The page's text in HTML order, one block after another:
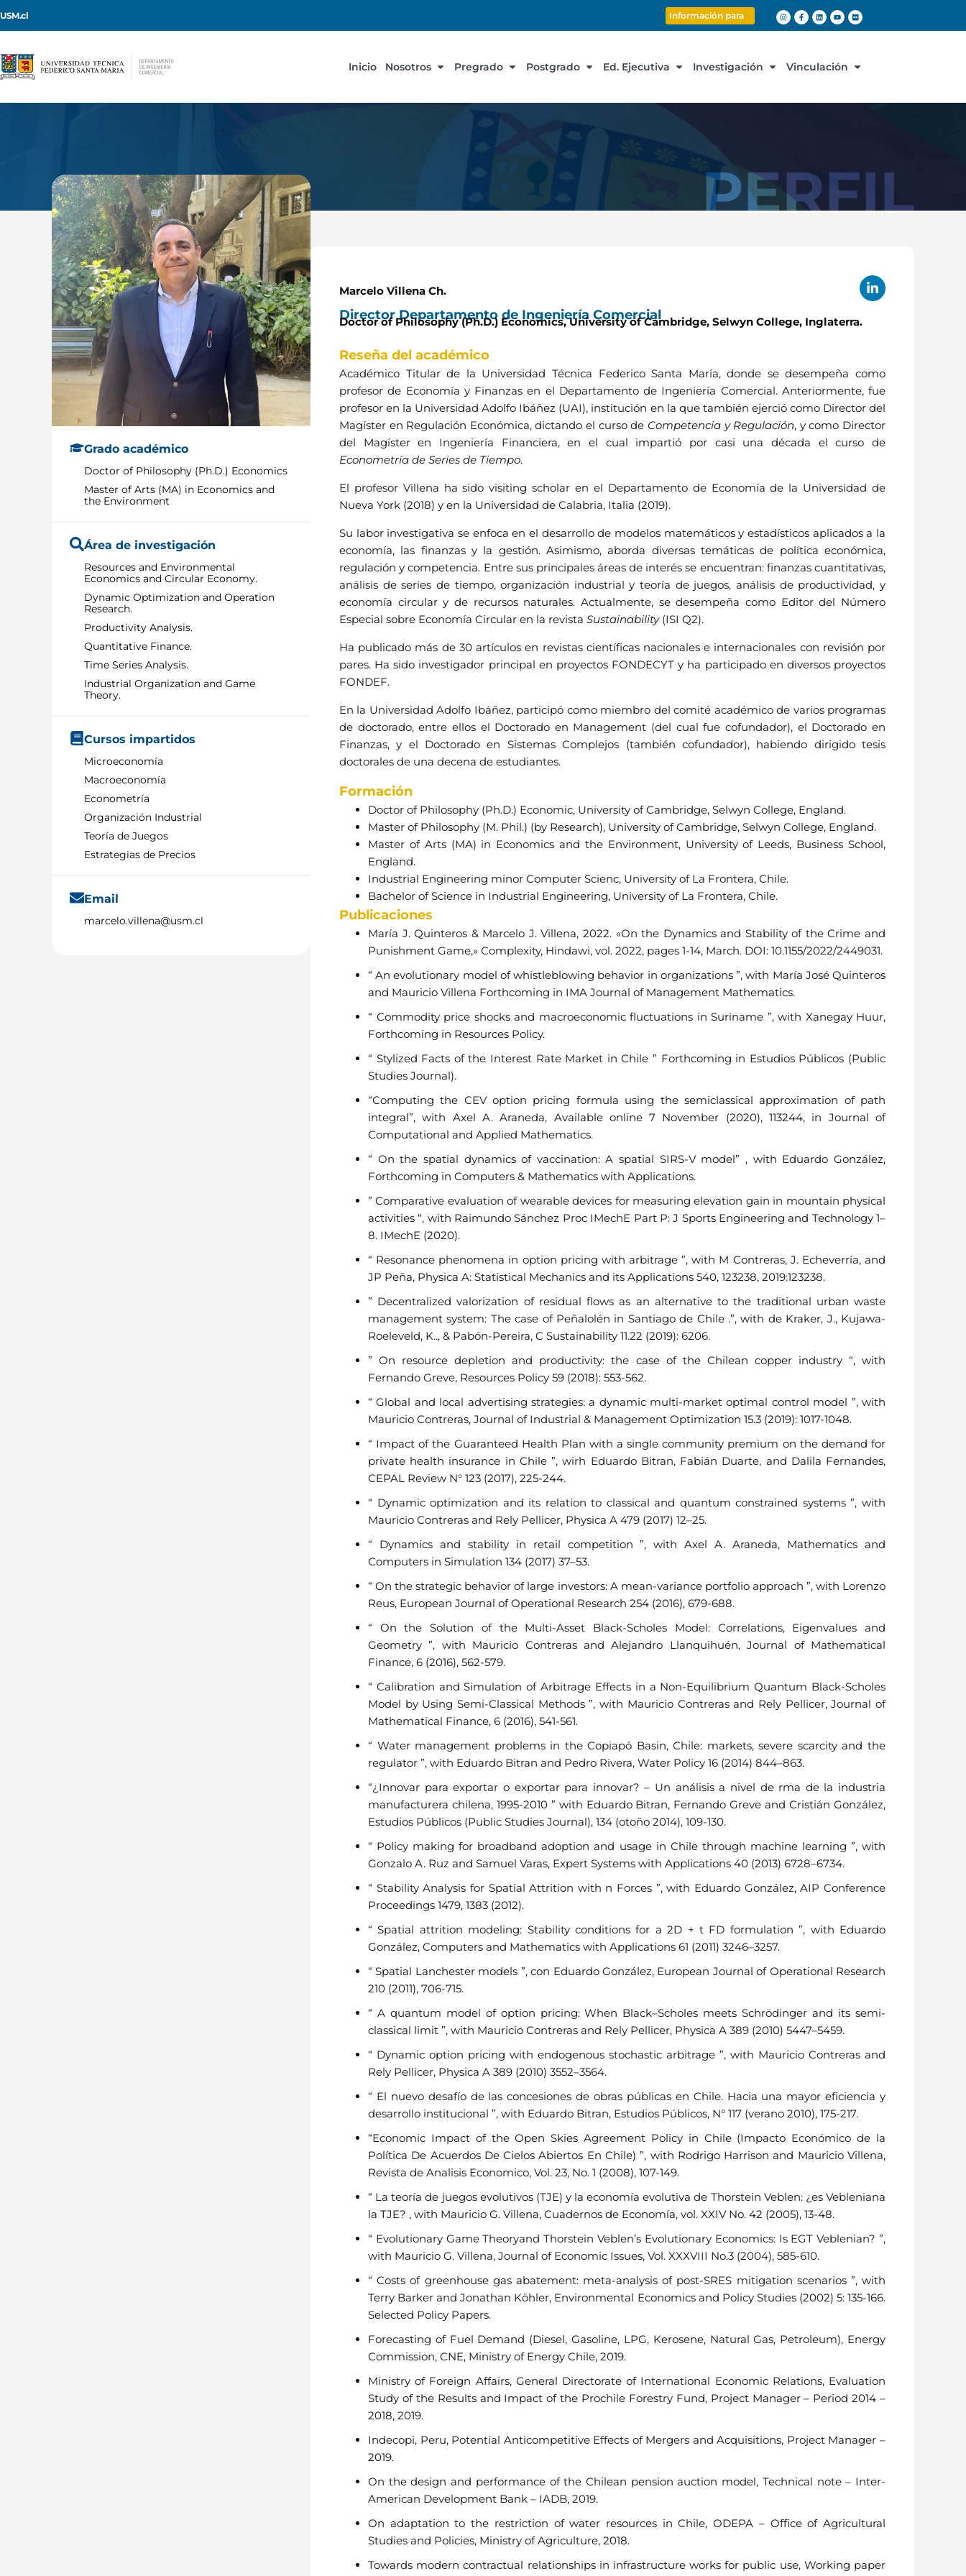
USM.cl Información para
Inicio Nosotros Pregrado Postgrado Ed. Ejecutiva Investigación Vinculación
PERFIL
Grado académico
Doctor of Philosophy (Ph.D.) Economics
Master of Arts (MA) in Economics and
the Environment
Área de investigación
Resources and Environmental
Economics and Circular Economy.
Dynamic Optimization and Operation
Research.
Productivity Analysis.
Quantitative Finance.
Time Series Analysis.
Industrial Organization and Game
Theory.
Cursos impartidos
Microeconomía
Macroeconomía
Econometría
Organización Industrial
Teoría de Juegos
Estrategias de Precios
Email
marcelo.villena@usm.cl
Marcelo Villena Ch.
Director Departamento de Ingeniería Comercial
Doctor of Philosophy (Ph.D.) Economics, University of Cambridge, Selwyn College, Inglaterra.
Reseña del académico
Académico Titular de la Universidad Técnica Federico Santa María, donde se desempeña como
profesor de Economía y Finanzas en el Departamento de Ingeniería Comercial. Anteriormente, fue
profesor en la Universidad Adolfo Ibáñez (UAI), institución en la que también ejerció como Director del
Magíster en Regulación Económica, dictando el curso de Competencia y Regulación, y como Director
del Magíster en Ingeniería Financiera, en el cual impartió por casi una década el curso de
Econometría de Series de Tiempo.
El profesor Villena ha sido visiting scholar en el Departamento de Economía de la Universidad de
Nueva York (2018) y en la Universidad de Calabria, Italia (2019).
Su labor investigativa se enfoca en el desarrollo de modelos matemáticos y estadísticos aplicados a la
economía, las finanzas y la gestión. Asimismo, aborda diversas temáticas de política económica,
regulación y competencia. Entre sus principales áreas de interés se encuentran: finanzas cuantitativas,
análisis de series de tiempo, organización industrial y teoría de juegos, análisis de productividad, y
economía circular y de recursos naturales. Actualmente, se desempeña como Editor del Número
Especial sobre Economía Circular en la revista Sustainability(ISI Q2).
Ha publicado más de 30 artículos en revistas científicas nacionales e internacionales con revisión por
pares. Ha sido investigador principal en proyectos FONDECYT y ha participado en diversos proyectos
FONDEF.
En la Universidad Adolfo Ibáñez, participó como miembro del comité académico de varios programas
de doctorado, entre ellos el Doctorado en Management (del cual fue cofundador), el Doctorado en
Finanzas, y el Doctorado en Sistemas Complejos (también cofundador), habiendo dirigido tesis
doctorales de una decena de estudiantes.
Formación
Doctor of Philosophy (Ph.D.) Economic, University of Cambridge, Selwyn College, England.
Master of Philosophy (M. Phil.) (by Research), University of Cambridge, Selwyn College, England.
Master of Arts (MA) in Economics and the Environment, University of Leeds, Business School,
England.
Industrial Engineering minor Computer Scienc, University of La Frontera, Chile.
Bachelor of Science in Industrial Engineering, University of La Frontera, Chile.
Publicaciones
María J. Quinteros & Marcelo J. Villena, 2022. «On the Dynamics and Stability of the Crime and
Punishment Game,» Complexity, Hindawi, vol. 2022, pages 1-14, March. DOI: 10.1155/2022/2449031.
“ An evolutionary model of whistleblowing behavior in organizations ”, with María José Quinteros
and Mauricio Villena Forthcoming in IMA Journal of Management Mathematics.
“ Commodity price shocks and macroeconomic fluctuations in Suriname ”, with Xanegay Huur,
Forthcoming in Resources Policy.
“ Stylized Facts of the Interest Rate Market in Chile ” Forthcoming in Estudios Públicos (Public
Studies Journal).
“Computing the CEV option pricing formula using the semiclassical approximation of path
integral”, with Axel A. Araneda, Available online 7 November (2020), 113244, in Journal of
Computational and Applied Mathematics.
“ On the spatial dynamics of vaccination: A spatial SIRS-V model” , with Eduardo González,
Forthcoming in Computers & Mathematics with Applications.
” Comparative evaluation of wearable devices for measuring elevation gain in mountain physical
activities “, with Raimundo Sánchez Proc IMechE Part P: J Sports Engineering and Technology 1–
8. IMechE (2020).
“ Resonance phenomena in option pricing with arbitrage ”, with M Contreras, J. Echeverría, and
JP Peña, Physica A: Statistical Mechanics and its Applications 540, 123238, 2019:123238.
” Decentralized valorization of residual flows as an alternative to the traditional urban waste
management system: The case of Peñalolén in Santiago de Chile .”, with de Kraker, J., Kujawa-
Roeleveld, K.., & Pabón-Pereira, C Sustainability 11.22 (2019): 6206.
” On resource depletion and productivity: the case of the Chilean copper industry “, with
Fernando Greve, Resources Policy 59 (2018): 553-562.
“ Global and local advertising strategies: a dynamic multi-market optimal control model ”, with
Mauricio Contreras, Journal of Industrial & Management Optimization 15.3 (2019): 1017-1048.
“ Impact of the Guaranteed Health Plan with a single community premium on the demand for
private health insurance in Chile ”, wirh Eduardo Bitran, Fabián Duarte, and Dalila Fernandes,
CEPAL Review N° 123 (2017), 225-244.
“ Dynamic optimization and its relation to classical and quantum constrained systems ”, with
Mauricio Contreras and Rely Pellicer, Physica A 479 (2017) 12–25.
“ Dynamics and stability in retail competition ”, with Axel A. Araneda, Mathematics and
Computers in Simulation 134 (2017) 37–53.
“ On the strategic behavior of large investors: A mean-variance portfolio approach ”, with Lorenzo
Reus, European Journal of Operational Research 254 (2016), 679-688.
“ On the Solution of the Multi-Asset Black-Scholes Model: Correlations, Eigenvalues and
Geometry ”, with Mauricio Contreras and Alejandro Llanquihuén, Journal of Mathematical
Finance, 6 (2016), 562-579.
“ Calibration and Simulation of Arbitrage Effects in a Non-Equilibrium Quantum Black-Scholes
Model by Using Semi-Classical Methods ”, with Mauricio Contreras and Rely Pellicer, Journal of
Mathematical Finance, 6 (2016), 541-561.
“ Water management problems in the Copiapó Basin, Chile: markets, severe scarcity and the
regulator ”, with Eduardo Bitran and Pedro Rivera, Water Policy 16 (2014) 844–863.
“¿Innovar para exportar o exportar para innovar? – Un análisis a nivel de rma de la industria
manufacturera chilena, 1995-2010 ” with Eduardo Bitran, Fernando Greve and Cristián González,
Estudios Públicos (Public Studies Journal), 134 (otoño 2014), 109-130.
“ Policy making for broadband adoption and usage in Chile through machine learning ”, with
Gonzalo A. Ruz and Samuel Varas, Expert Systems with Applications 40 (2013) 6728–6734.
“ Stability Analysis for Spatial Attrition with n Forces ”, with Eduardo González, AIP Conference
Proceedings 1479, 1383 (2012).
“ Spatial attrition modeling: Stability conditions for a 2D + t FD formulation ”, with Eduardo
González, Computers and Mathematics with Applications 61 (2011) 3246–3257.
“ Spatial Lanchester models ”, con Eduardo González, European Journal of Operational Research
210 (2011), 706-715.
“ A quantum model of option pricing: When Black–Scholes meets Schrödinger and its semi-
classical limit ”, with Mauricio Contreras and Rely Pellicer, Physica A 389 (2010) 5447–5459.
“ Dynamic option pricing with endogenous stochastic arbitrage ”, with Mauricio Contreras and
Rely Pellicer, Physica A 389 (2010) 3552–3564.
“ El nuevo desafío de las concesiones de obras públicas en Chile. Hacia una mayor eficiencia y
desarrollo institucional ”, with Eduardo Bitran, Estudios Públicos, N° 117 (verano 2010), 175-217.
“Economic Impact of the Open Skies Agreement Policy in Chile (Impacto Económico de la
Política De Acuerdos De Cielos Abiertos En Chile) ”, with Rodrigo Harrison and Mauricio Villena,
Revista de Analisis Economico, Vol. 23, No. 1 (2008), 107-149.
“ La teoría de juegos evolutivos (TJE) y la economía evolutiva de Thorstein Veblen: ¿es Vebleniana
la TJE? , with Mauricio G. Villena, Cuadernos de Economía, vol. XXIV No. 42 (2005), 13-48.
“ Evolutionary Game Theoryand Thorstein Veblen’s Evolutionary Economics: Is EGT Veblenian? ”,
with Mauricio G. Villena, Journal of Economic Issues, Vol. XXXVIII No.3 (2004), 585-610.
“ Costs of greenhouse gas abatement: meta-analysis of post-SRES mitigation scenarios ”, with
Terry Barker and Jonathan Köhler, Environmental Economics and Policy Studies (2002) 5: 135-166.
Selected Policy Papers.
Forecasting of Fuel Demand (Diesel, Gasoline, LPG, Kerosene, Natural Gas, Petroleum), Energy
Commission, CNE, Ministry of Energy Chile, 2019.
Ministry of Foreign Affairs, General Directorate of International Economic Relations, Evaluation
Study of the Results and Impact of the Prochile Forestry Fund, Project Manager – Period 2014 –
2018, 2019.
Indecopi, Peru, Potential Anticompetitive Effects of Mergers and Acquisitions, Project Manager –
2019.
On the design and performance of the Chilean pension auction model, Technical note – Inter-
American Development Bank – IADB, 2019.
On adaptation to the restriction of water resources in Chile, ODEPA – Office of Agricultural
Studies and Policies, Ministry of Agriculture, 2018.
Towards modern contractual relationships in infrastructure works for public use, Working paper